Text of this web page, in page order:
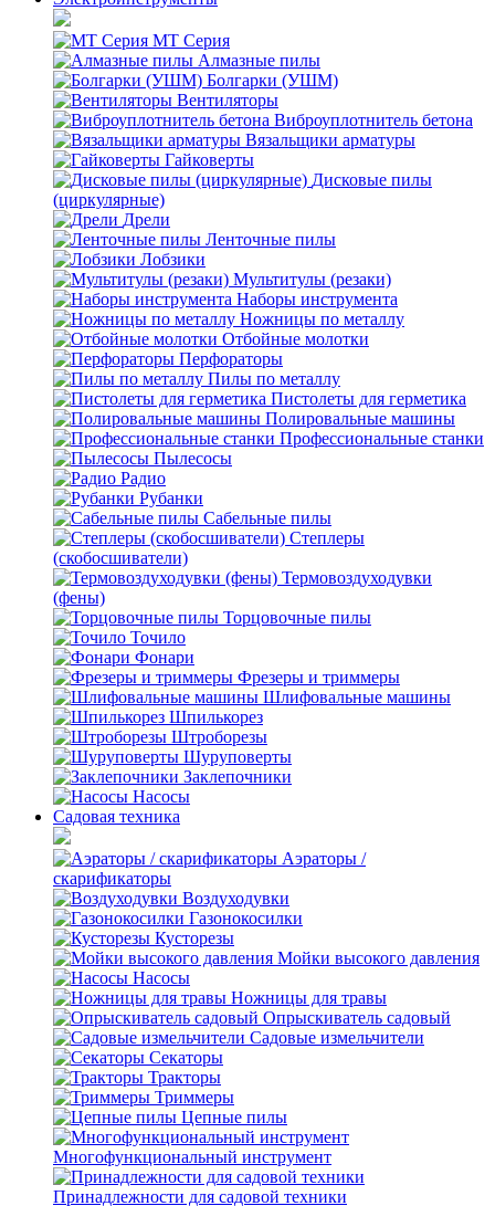
MT Серия
Алмазные пилы
Болгарки (УШМ)
Вентиляторы
Виброуплотнитель бетона
Вязальщики арматуры
Гайковерты
Дисковые пилы
(циркулярные)
Дрели
Ленточные пилы
Лобзики
Мультитулы (резаки)
Наборы инструмента
Ножницы по металлу
Отбойные молотки
Перфораторы
Пилы по металлу
Пистолеты для герметика
Полировальные машины
Профессиональные станки
Пылесосы
Радио
Рубанки
Сабельные пилы
Степлеры
(скобосшиватели)
Термовоздуходувки
(фены)
Торцовочные пилы
Точило
Фонари
Фрезеры и триммеры
Шлифовальные машины
Шпилькорез
Штроборезы
Шуруповерты
Заклепочники
Насосы
Садовая техника
Аэраторы /
скарификаторы
Воздуходувки
Газонокосилки
Кусторезы
Мойки высокого давления
Насосы
Ножницы для травы
Опрыскиватель садовый
Садовые измельчители
Секаторы
Тракторы
Триммеры
Цепные пилы
Многофункциональный инструмент
Принадлежности для садовой техники